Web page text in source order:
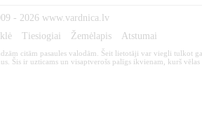
- 2026 www.vardnica.lv
Tiesiogiai Žemėlapis Atstumai
citām pasaules valodām. Šeit lietotāji var viegli tulkot
ir uzticams un visaptverošs palīgs ikvienam, kurš vēlas